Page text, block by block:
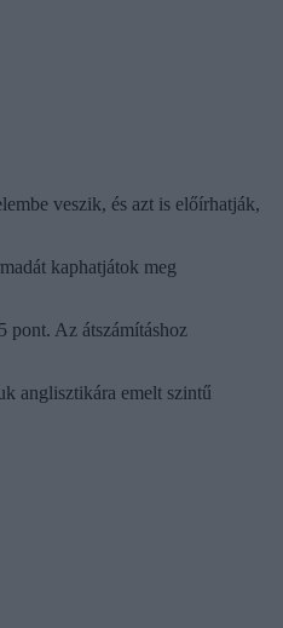
veszik, és azt is előírhatják,
kaphatjátok meg
pont. Az átszámításhoz
anglisztikára emelt szintű